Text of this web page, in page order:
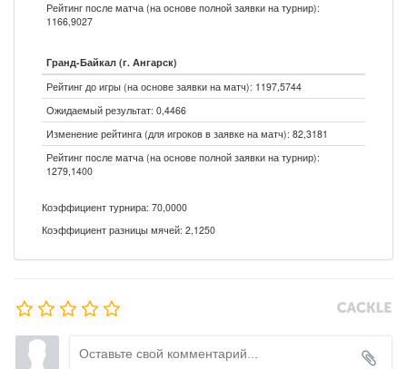
Рейтинг после матча (на основе полной заявки на турнир):
1166,9027
Гранд-Байкал (г. Ангарск)
Рейтинг до игры (на основе заявки на матч): 1197,5744
Ожидаемый результат: 0,4466
Изменение рейтинга (для игроков в заявке на матч): 82,3181
Рейтинг после матча (на основе полной заявки на турнир):
1279,1400
Коэффициент турнира: 70,0000
Коэффициент разницы мячей: 2,1250